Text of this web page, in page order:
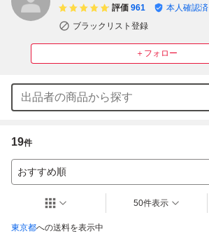
＋フォロー
評価 961
本人確認済
ブラックリスト登録
19件
おすすめ順
東京都への送料を表示中
50件表示